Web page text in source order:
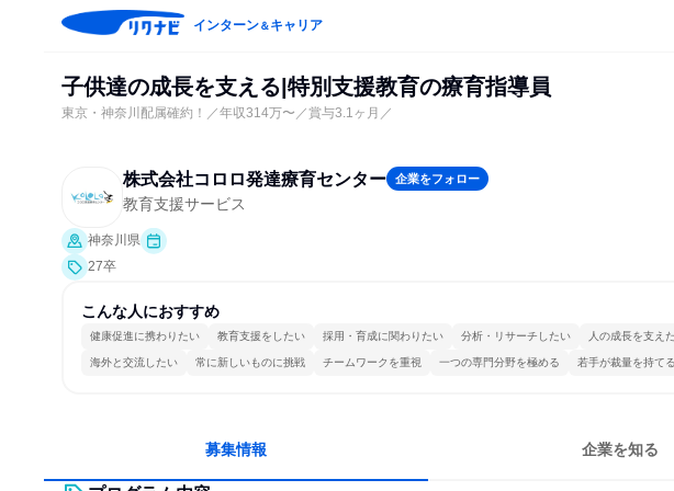
インターン＆キャリア
子供達の成長を支える|特別支援教育の療育指導員
東京・神奈川配属確約！／年収314万〜／賞与3.1ヶ月／
株式会社コロロ発達療育センター 企業をフォロー
教育支援サービス
神奈川県
27卒
こんな人におすすめ
健康促進に携わりたい 教育支援をしたい 採用・育成に関わりたい 分析・リサーチしたい 人の成長を支え
海外と交流したい 常に新しいものに挑戦 チームワークを重視 一つの専門分野を極める 若手が裁量を持て
募集情報 企業を知る